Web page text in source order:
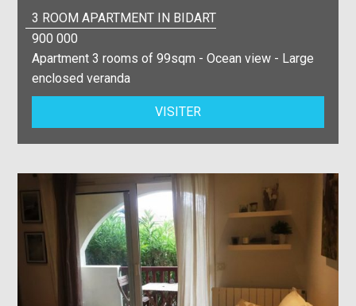
3 ROOM APARTMENT IN BIDART
900 000
Apartment 3 rooms of 99sqm - Ocean view - Large
enclosed veranda
VISITER